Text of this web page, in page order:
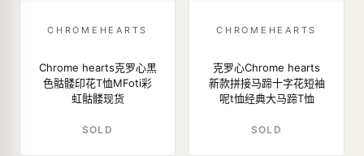
CHROMEHEARTS
Chrome hearts克罗心黑
色骷髅印花T恤MFoti彩
虹骷髅现货
SOLD
CHROMEHEARTS
克罗心Chrome hearts
新款拼接马蹄十字花短袖
呢t恤经典大马蹄T恤
SOLD